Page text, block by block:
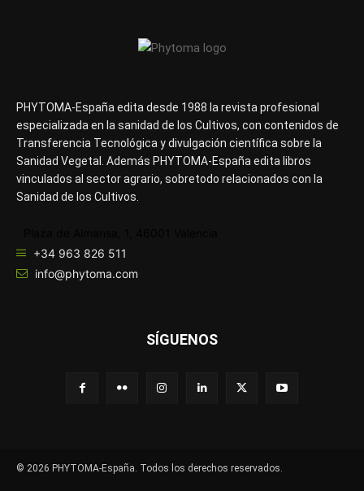
PHYTOMA-España edita desde 1988 la revista profesional
especializada en la sanidad de los Cultivos, con contenidos de
Transferencia Tecnológica y divulgación científica sobre la
Sanidad Vegetal. Además PHYTOMA-España edita libros
vinculados al sector agrario, sobretodo relacionados con la
Sanidad de los Cultivos.
+34 963 826 511
info@phytoma.com
SÍGUENOS
© 2026 PHYTOMA-España. Todos los derechos reservados.